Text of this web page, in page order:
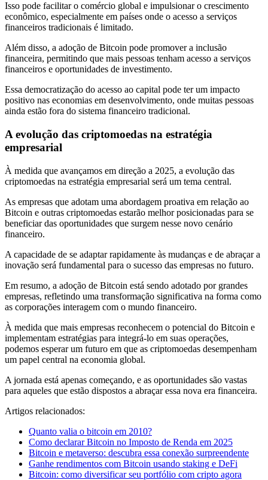
Isso pode facilitar o comércio global e impulsionar o crescimento
econômico, especialmente em países onde o acesso a serviços
financeiros tradicionais é limitado.
Além disso, a adoção de Bitcoin pode promover a inclusão
financeira, permitindo que mais pessoas tenham acesso a serviços
financeiros e oportunidades de investimento.
Essa democratização do acesso ao capital pode ter um impacto
positivo nas economias em desenvolvimento, onde muitas pessoas
ainda estão fora do sistema financeiro tradicional.
A evolução das criptomoedas na estratégia
empresarial
À medida que avançamos em direção a 2025, a evolução das
criptomoedas na estratégia empresarial será um tema central.
As empresas que adotam uma abordagem proativa em relação ao
Bitcoin e outras criptomoedas estarão melhor posicionadas para se
beneficiar das oportunidades que surgem nesse novo cenário
financeiro.
A capacidade de se adaptar rapidamente às mudanças e de abraçar a
inovação será fundamental para o sucesso das empresas no futuro.
Em resumo, a adoção de Bitcoin está sendo adotado por grandes
empresas, refletindo uma transformação significativa na forma como
as corporações interagem com o mundo financeiro.
À medida que mais empresas reconhecem o potencial do Bitcoin e
implementam estratégias para integrá-lo em suas operações,
podemos esperar um futuro em que as criptomoedas desempenham
um papel central na economia global.
A jornada está apenas começando, e as oportunidades são vastas
para aqueles que estão dispostos a abraçar essa nova era financeira.
Artigos relacionados:
Quanto valia o bitcoin em 2010?
Como declarar Bitcoin no Imposto de Renda em 2025
Bitcoin e metaverso: descubra essa conexão surpreendente
Ganhe rendimentos com Bitcoin usando staking e DeFi
Bitcoin: como diversificar seu portfólio com cripto agora